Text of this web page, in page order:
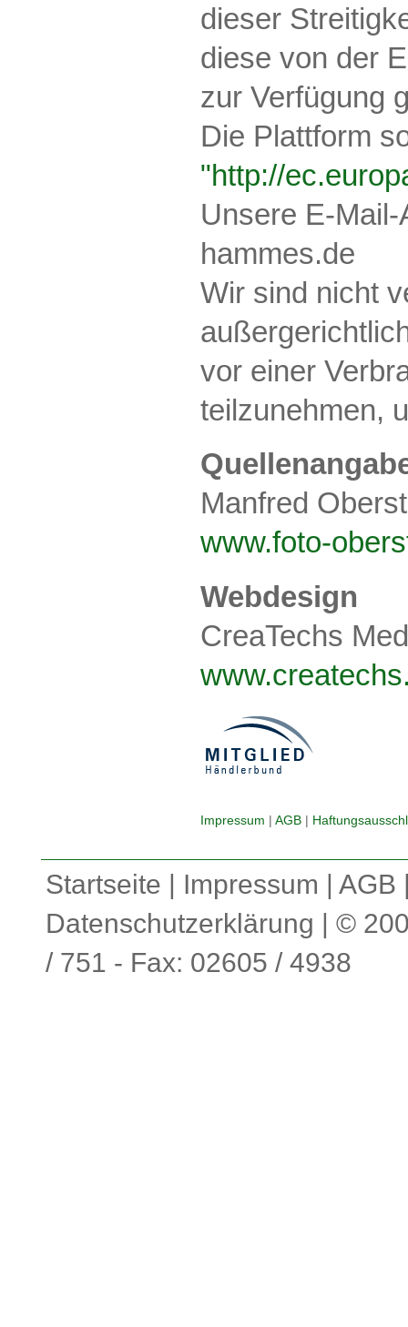
dieser
diese von der
zur Verfügung
Die Plattform
"http://
Unsere E-
hammes.de
Wir sind nicht
vor einer
teilzunehmen,
Manfred
www.foto-
Webdesign
CreaTechs
Impressum | AGB |
Startseite | Impressum | AGB
Datenschutzerklärung | ©
/ 751 - Fax: 02605 / 4938